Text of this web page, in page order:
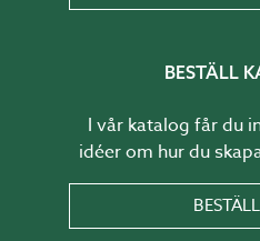
BESTÄLL
I vår katalog får du
idéer om hur du